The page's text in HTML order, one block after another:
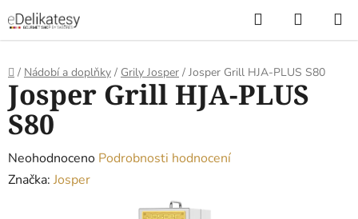
na
obsah
Hledat
KOŠÍK
Domů
/ Nádobí a doplňky / Grily Josper / Josper Grill HJA-PLUS S80
Josper Grill HJA-PLUS
S80
Průměrné
hodnocení
Neohodnoceno Podrobnosti hodnocení
Značka: Josper